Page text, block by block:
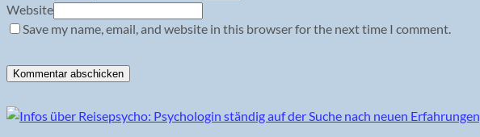
Website
Save my name, email, and website in this browser for the next time I comment.